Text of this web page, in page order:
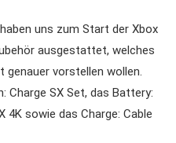
haben uns zum Start der Xbox
ausgestattet, welches
vorstellen wollen.
Charge SX Set, das Battery:
4K sowie das Charge: Cable